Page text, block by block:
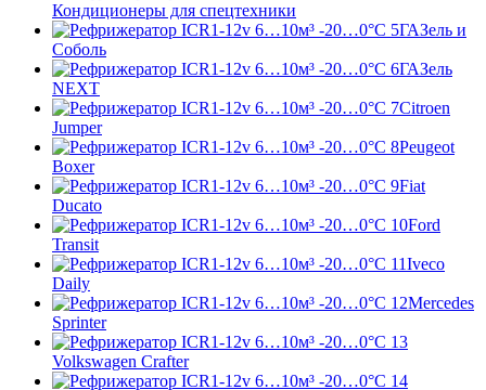
Кондиционеры для спецтехники
ГАЗель и
Соболь
ГАЗель
NEXT
Citroen
Jumper
Peugeot
Boxer
Fiat
Ducato
Ford
Transit
Iveco
Daily
Mercedes
Sprinter
Volkswagen Crafter